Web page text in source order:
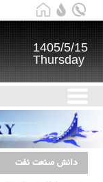
1405/5/15
Thursday
دانش صنعت نفت